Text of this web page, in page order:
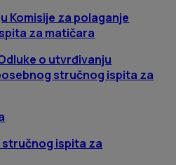
Komisije za polaganje
za matičara
o utvrđivanju
stručnog ispita za
ispita za